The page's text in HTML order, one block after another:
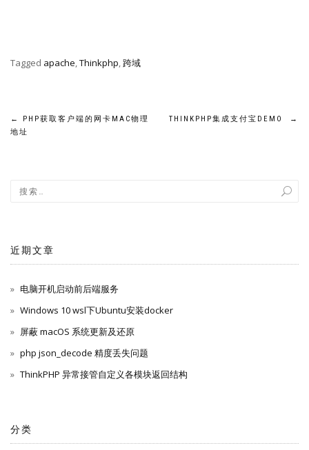
Tagged apache,Thinkphp,跨域
文
导
←
PHP获取客户端的网卡MAC物理
地址
THINKPHP集成支付宝DEMO →
近期文章
电脑开机启动前后端服务
Windows 10 wsl下Ubuntu安装docker
屏蔽 macOS 系统更新及还原
php json_decode 精度丢失问题
ThinkPHP 异常接管自定义各模块返回结构
分类